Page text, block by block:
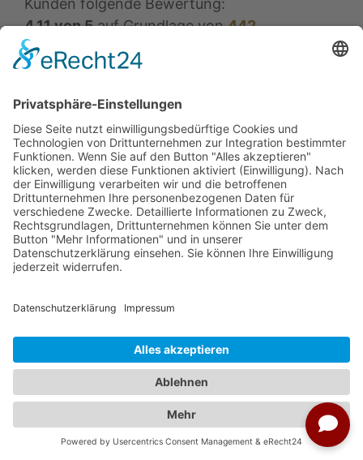
Kunden folgende Bewertung:
4.11von5auf Grundlage von442
Bewertungen
Andere Reisen im Land
Seite drucken
Über uns:
Impressum
Datenschutz
Kontakt
Barrierefreiheit
Studienreisen News
Veranstalter:
Ameropa Reisen
Bavaria Fernreisen